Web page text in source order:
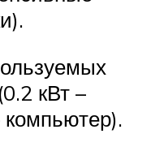
кВт –
компьютер).